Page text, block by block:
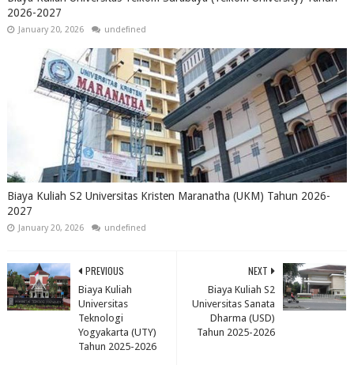
2026-2027
January 20, 2026 undefined
Biaya Kuliah S2 Universitas Kristen Maranatha (UKM) Tahun 2026-
2027
January 20, 2026 undefined
NEXT
Biaya Kuliah S2
Universitas Sanata
Dharma (USD)
Tahun 2025-2026
PREVIOUS
Biaya Kuliah
Universitas
Teknologi
Yogyakarta (UTY)
Tahun 2025-2026